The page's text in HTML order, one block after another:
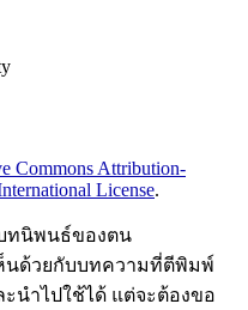
Commons Attribution-
License.
ทนิพนธ์ของตน
นด้วยกับบทความที่ตีพิมพ์
นำไปใช้ได้ แต่จะต้องขอ